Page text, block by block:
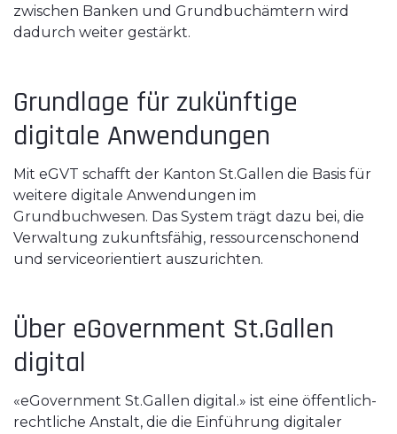
zwischen Banken und Grundbuchämtern wird
dadurch weiter gestärkt.
Grundlage für zukünftige
digitale Anwendungen
Mit eGVT schafft der Kanton St.Gallen die Basis für
weitere digitale Anwendungen im
Grundbuchwesen. Das System trägt dazu bei, die
Verwaltung zukunftsfähig, ressourcenschonend
und serviceorientiert auszurichten.
Über eGovernment St.Gallen
digital
«eGovernment St.Gallen digital.» ist eine öffentlich-
rechtliche Anstalt, die die Einführung digitaler